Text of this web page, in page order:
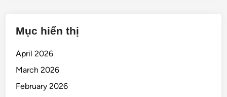
Mục hiển thị
April 2026
March 2026
February 2026